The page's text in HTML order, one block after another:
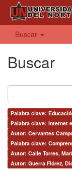
Buscar
Buscar
Palabra clave:
Palabra clave: Internet
Autor: Cervantes
Palabra clave:
Autor: Calle Torres,
Autor: Guerra Flórez,